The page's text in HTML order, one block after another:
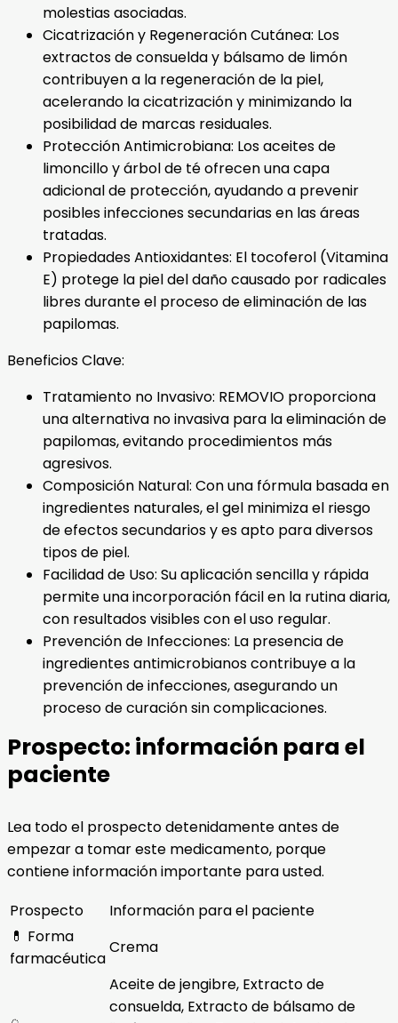
molestias asociadas.
Cicatrización y Regeneración Cutánea: Los
extractos de consuelda y bálsamo de limón
contribuyen a la regeneración de la piel,
acelerando la cicatrización y minimizando la
posibilidad de marcas residuales.
Protección Antimicrobiana: Los aceites de
limoncillo y árbol de té ofrecen una capa
adicional de protección, ayudando a prevenir
posibles infecciones secundarias en las áreas
tratadas.
Propiedades Antioxidantes: El tocoferol (Vitamina
E) protege la piel del daño causado por radicales
libres durante el proceso de eliminación de las
papilomas.
Beneficios Clave:
Tratamiento no Invasivo: REMOVIO proporciona
una alternativa no invasiva para la eliminación de
papilomas, evitando procedimientos más
agresivos.
Composición Natural: Con una fórmula basada en
ingredientes naturales, el gel minimiza el riesgo
de efectos secundarios y es apto para diversos
tipos de piel.
Facilidad de Uso: Su aplicación sencilla y rápida
permite una incorporación fácil en la rutina diaria,
con resultados visibles con el uso regular.
Prevención de Infecciones: La presencia de
ingredientes antimicrobianos contribuye a la
prevención de infecciones, asegurando un
proceso de curación sin complicaciones.
Prospecto: información para el
paciente
Lea todo el prospecto detenidamente antes de
empezar a tomar este medicamento, porque
contiene información importante para usted.
Prospecto
Información para el paciente
💊 Forma
farmacéutica
Crema
Aceite de jengibre, Extracto de
consuelda, Extracto de bálsamo de